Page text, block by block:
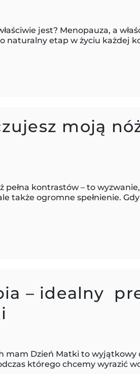
jest? Menopauza, a
naturalny etap w życiu każdej
moją
pełna kontrastów – to
także ogromne spełnienie.
– idealny
mam Dzień Matki to
którego chcemy wyrazić